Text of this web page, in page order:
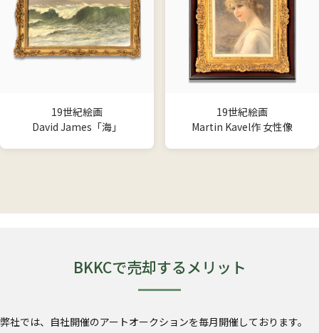
19世紀絵画
David James「海」
19世紀絵画
Martin Kavel作 女性像
BKKCで売却するメリット
弊社では、自社開催のアートオークションを毎月開催しております。